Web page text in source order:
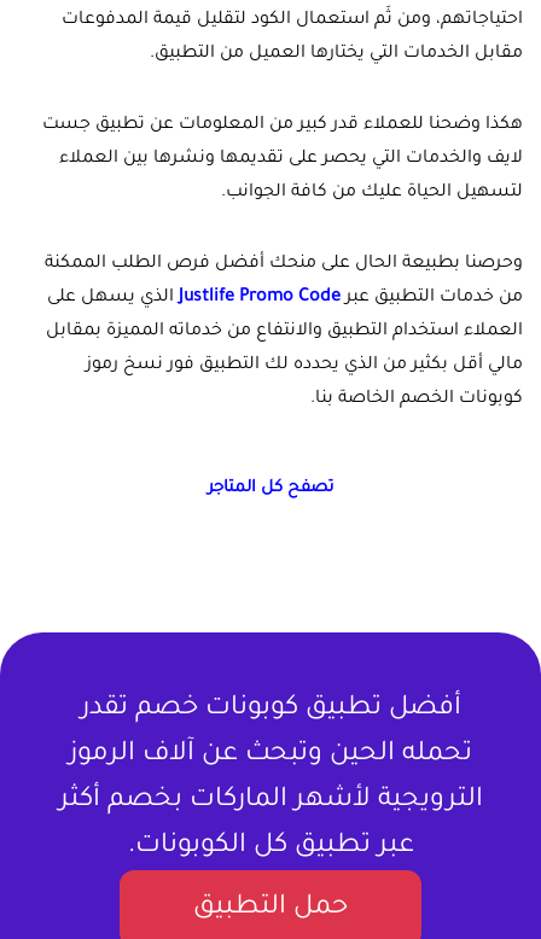
احتياجاتهم، ومن ثَم استعمال الكود لتقليل قيمة المدفوعات
مقابل الخدمات التي يختارها العميل من التطبيق.
هكذا وضحنا للعملاء قدر كبير من المعلومات عن تطبيق جست
لايف والخدمات التي يحصر على تقديمها ونشرها بين العملاء
لتسهيل الحياة عليك من كافة الجوانب.
وحرصنا بطبيعة الحال على منحك أفضل فرص الطلب الممكنة
من خدمات التطبيق عبرJustlife Promo Codeالذي يسهل على
العملاء استخدام التطبيق والانتفاع من خدماته المميزة بمقابل
مالي أقل بكثير من الذي يحدده لك التطبيق فور نسخ رموز
كوبونات الخصم الخاصة بنا.
تصفح كل المتاجر
أفضل تطبيق كوبونات خصم تقدر
تحمله الحين وتبحث عن آلاف الرموز
الترويجية لأشهر الماركات بخصم أكثر
عبر تطبيق كل الكوبونات.
حمل التطبيق